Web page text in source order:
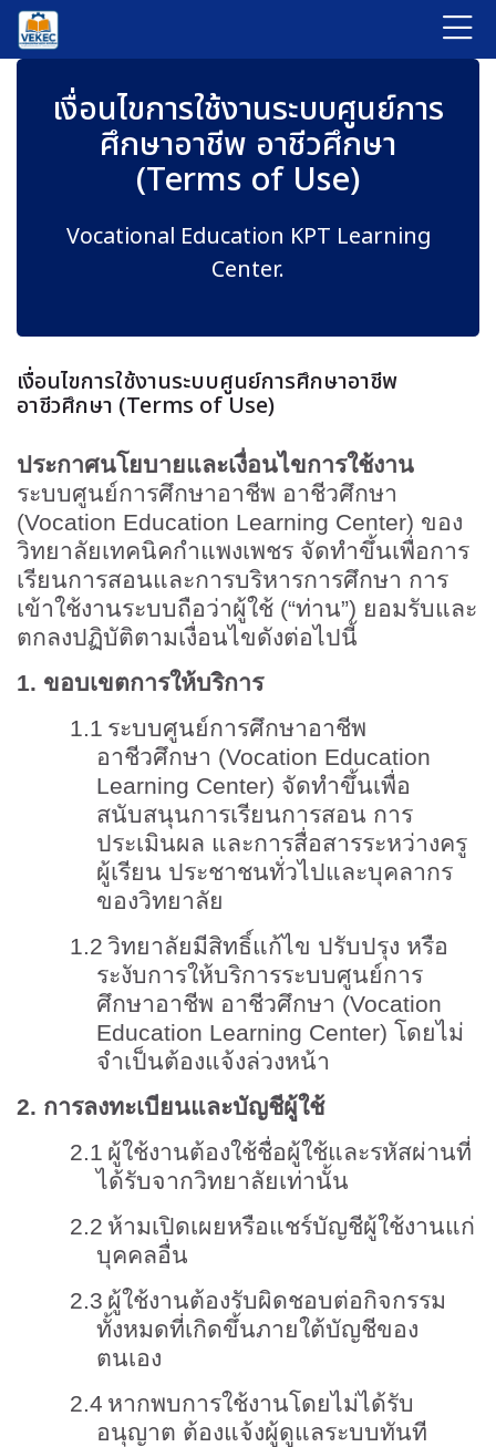
Skip to navigation
Skip to login form
ข้ามไปที่เนื้อหาหลัก
Skip to accessibility options
Skip to footer
Skip accessibility options
เงื่อนไขการใช้งานระบบศูนย์การศึกษาอาชีพ อ
หน้าหลัก
เงื่อนไขการใช้งานระบบศูนย...อาชีวศึกษา (Terms of Use)
เงื่อนไขการใช้งานระบบศูนย์การศึกษาอาชีพ อาชี
requirements
เงื่อนไขการใช้งานระบบศูนย์การศึกษาอาชีพ อา
แก้ไขครั้งสุดท้าย: วันอังคาร, 9 กันยายน 2025, 11:43AM
เงื่อนไขการใช้งานระบบศูนย์การ
ศึกษาอาชีพ อาชีวศึกษา
(Terms of Use)
Vocational Education KPT Learning
Center.
เงื่อนไขการใช้งานระบบศูนย์การศึกษาอาชีพ
อาชีวศึกษา (Terms of Use)
ประกาศนโยบายและเงื่อนไขการใช้งาน
ระบบศูนย์การศึกษาอาชีพ อาชีวศึกษา
(Vocation Education Learning Center) ของ
วิทยาลัยเทคนิคกำแพงเพชร จัดทำขึ้นเพื่อการ
เรียนการสอนและการบริหารการศึกษา การ
เข้าใช้งานระบบถือว่าผู้ใช้ (“ท่าน”) ยอมรับและ
ตกลงปฏิบัติตามเงื่อนไขดังต่อไปนี้
1. ขอบเขตการให้บริการ
1.1 ระบบศูนย์การศึกษาอาชีพ
อาชีวศึกษา (Vocation Education
Learning Center) จัดทำขึ้นเพื่อ
สนับสนุนการเรียนการสอน การ
ประเมินผล และการสื่อสารระหว่างครู
ผู้เรียน ประชาชนทั่วไปและบุคลากร
ของวิทยาลัย
1.2 วิทยาลัยมีสิทธิ์แก้ไข ปรับปรุง หรือ
ระงับการให้บริการระบบศูนย์การ
ศึกษาอาชีพ อาชีวศึกษา (Vocation
Education Learning Center) โดยไม่
จำเป็นต้องแจ้งล่วงหน้า
2. การลงทะเบียนและบัญชีผู้ใช้
2.1 ผู้ใช้งานต้องใช้ชื่อผู้ใช้และรหัสผ่านที่
ได้รับจากวิทยาลัยเท่านั้น
2.2 ห้ามเปิดเผยหรือแชร์บัญชีผู้ใช้งานแก่
บุคคลอื่น
2.3 ผู้ใช้งานต้องรับผิดชอบต่อกิจกรรม
ทั้งหมดที่เกิดขึ้นภายใต้บัญชีของ
ตนเอง
2.4 หากพบการใช้งานโดยไม่ได้รับ
อนุญาต ต้องแจ้งผู้ดูแลระบบทันที